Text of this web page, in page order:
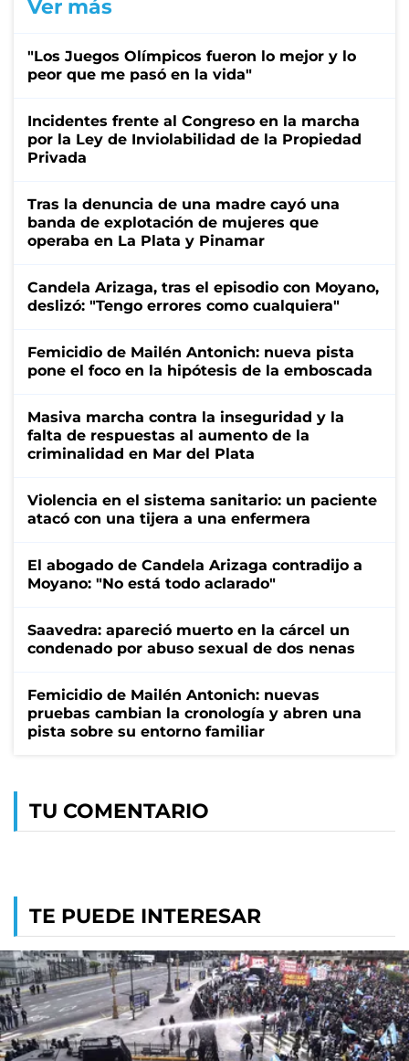
Ver más
"Los Juegos Olímpicos fueron lo mejor y lo
peor que me pasó en la vida"
Incidentes frente al Congreso en la marcha
por la Ley de Inviolabilidad de la Propiedad
Privada
Tras la denuncia de una madre cayó una
banda de explotación de mujeres que
operaba en La Plata y Pinamar
Candela Arizaga, tras el episodio con Moyano,
deslizó: "Tengo errores como cualquiera"
Femicidio de Mailén Antonich: nueva pista
pone el foco en la hipótesis de la emboscada
Masiva marcha contra la inseguridad y la
falta de respuestas al aumento de la
criminalidad en Mar del Plata
Violencia en el sistema sanitario: un paciente
atacó con una tijera a una enfermera
El abogado de Candela Arizaga contradijo a
Moyano: "No está todo aclarado"
Saavedra: apareció muerto en la cárcel un
condenado por abuso sexual de dos nenas
Femicidio de Mailén Antonich: nuevas
pruebas cambian la cronología y abren una
pista sobre su entorno familiar
TU COMENTARIO
TE PUEDE INTERESAR